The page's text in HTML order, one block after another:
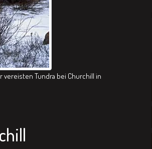
vereisten Tundra bei Churchill in